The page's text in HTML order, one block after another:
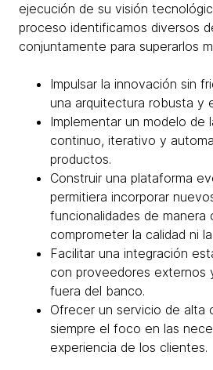
ejecución de su visión
proceso identificamos diversos
conjuntamente para superarlos
Impulsar la innovación sin
una arquitectura robusta y
Implementar un modelo de
continuo, iterativo y
productos.
Construir una plataforma
permitiera incorporar
funcionalidades de manera
comprometer la calidad ni
Facilitar una integración
con proveedores externos
fuera del banco.
Ofrecer un servicio de alta
siempre el foco en las
experiencia de los clientes.